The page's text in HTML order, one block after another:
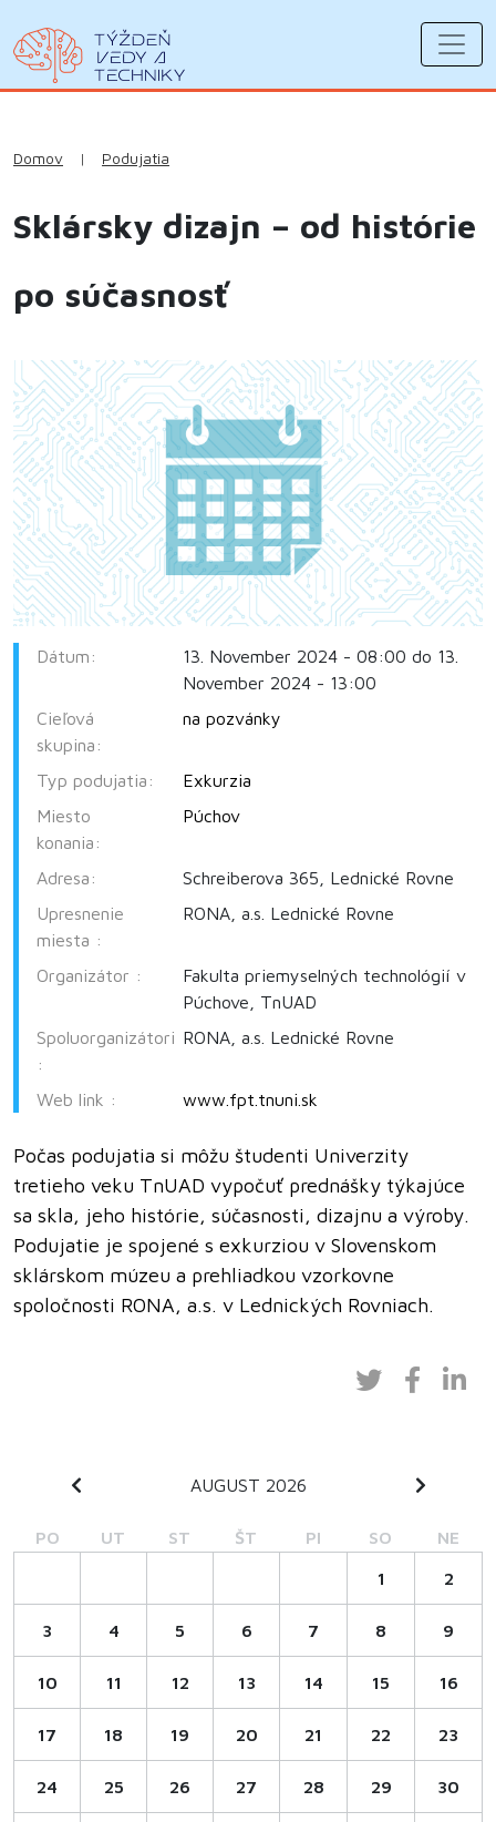
Domov | Podujatia
Sklársky dizajn – od histórie
po súčasnosť
Dátum:
13. November 2024 - 08:00 do 13.
November 2024 - 13:00
Cieľová
skupina:
na pozvánky
Typ podujatia:
Exkurzia
Miesto
konania:
Púchov
Adresa:
Schreiberova 365, Lednické Rovne
Upresnenie
miesta :
RONA, a.s. Lednické Rovne
Organizátor :
Fakulta priemyselných technológií v
Púchove, TnUAD
Spoluorganizátori
:
RONA, a.s. Lednické Rovne
Web link : www.fpt.tnuni.sk
Počas podujatia si môžu študenti Univerzity
tretieho veku TnUAD vypočuť prednášky týkajúce
sa skla, jeho histórie, súčasnosti, dizajnu a výroby.
Podujatie je spojené s exkurziou v Slovenskom
sklárskom múzeu a prehliadkou vzorkovne
spoločnosti RONA, a.s. v Lednických Rovniach.
AUGUST 2026
PO UT ST ŠT PI SO NE
1 2
3 4 5 6 7 8 9
10 11 12 13 14 15 16
17 18 19 20 21 22 23
24 25 26 27 28 29 30